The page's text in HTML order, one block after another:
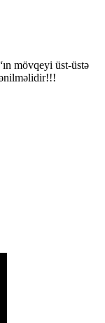
mövqeyi üst-üstə